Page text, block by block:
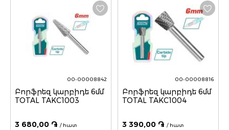
00-00008842
Բորֆրեզ կարբիդե 6մմ
TOTAL TAKC1003
3 680,00 ֏ / հատ
00-00008816
Բորֆրեզ կարբիդե 6մմ
TOTAL TAKC1004
3 390,00 ֏ / հատ